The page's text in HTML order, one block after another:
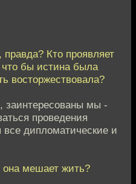
Кто проявляет
что бы истина была
восторжествовала?
заинтересованы мы -
проведения
все дипломатические и
мешает жить?